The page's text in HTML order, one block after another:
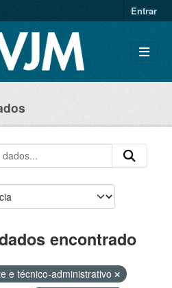
Entrar
encontrado
e técnico-administrativo